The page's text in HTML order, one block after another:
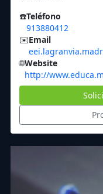
☎️Teléfono
913880412
✉️Email
🌐Website
http://